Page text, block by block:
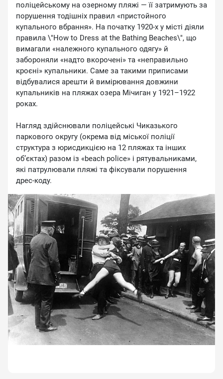
поліцейському на озерному пляжі — її затримують за
порушення тодішніх правил «пристойного
купального вбрання». На початку 1920‑х у місті діяли
правила \"How to Dress at the Bathing Beaches\", що
вимагали «належного купального одягу» й
забороняли «надто вкорочені» та «неправильно
кроєні» купальники. Саме за такими приписами
відбувалися арешти й вимірювання довжини
купальників на пляжах озера Мічиган у 1921–1922
роках.
Нагляд здійснювали поліцейські Чиказького
паркового округу (окрема від міської поліції
структура з юрисдикцією на 12 пляжах та інших
об’єктах) разом із «beach police» і рятувальниками,
які патрулювали пляжі та фіксували порушення
дрес‑коду.